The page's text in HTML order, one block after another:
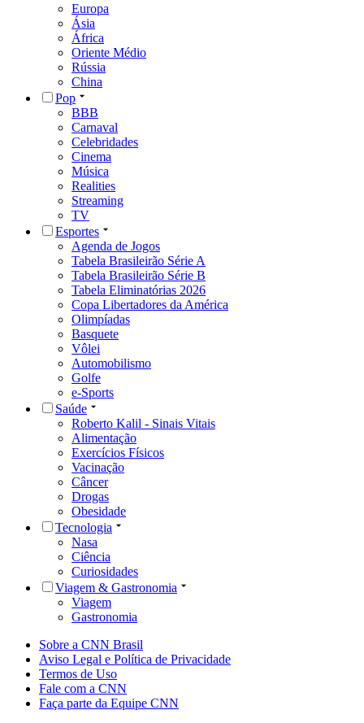
Europa
Ásia
África
Oriente Médio
Rússia
China
Pop
BBB
Carnaval
Celebridades
Cinema
Música
Realities
Streaming
TV
Esportes
Agenda de Jogos
Tabela Brasileirão Série A
Tabela Brasileirão Série B
Tabela Eliminatórias 2026
Copa Libertadores da América
Olimpíadas
Basquete
Vôlei
Automobilismo
Golfe
e-Sports
Saúde
Roberto Kalil - Sinais Vitais
Alimentação
Exercícios Físicos
Vacinação
Câncer
Drogas
Obesidade
Tecnologia
Nasa
Ciência
Curiosidades
Viagem & Gastronomia
Viagem
Gastronomia
Sobre a CNN Brasil
Aviso Legal e Política de Privacidade
Termos de Uso
Fale com a CNN
Faça parte da Equipe CNN